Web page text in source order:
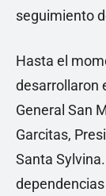
seguimiento
Hasta el
desarrollaron
General San
Garcitas,
Santa
dependencias